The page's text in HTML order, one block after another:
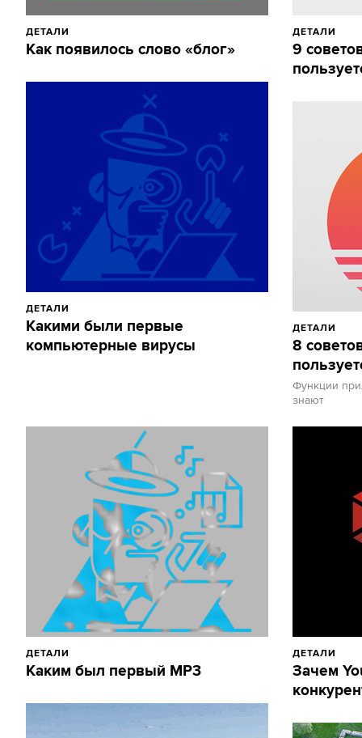
ДЕТАЛИ
Как появилось слово «блог»
ДЕТАЛИ
Какими были первые
компьютерные вирусы
ДЕТАЛИ
9
ДЕТАЛИ
8
Функции
знают
ДЕТАЛИ
Каким был первый MP3
ДЕТАЛИ
Зачем